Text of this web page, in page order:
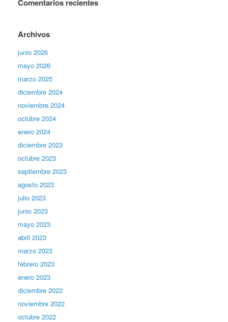
Comentarios recientes
Archivos
junio 2026
mayo 2026
marzo 2025
diciembre 2024
noviembre 2024
octubre 2024
enero 2024
diciembre 2023
octubre 2023
septiembre 2023
agosto 2023
julio 2023
junio 2023
mayo 2023
abril 2023
marzo 2023
febrero 2023
enero 2023
diciembre 2022
noviembre 2022
octubre 2022